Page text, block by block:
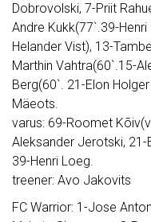
Dobrovolski, 7-Priit
Andre Kukk(77`.39-
Helander Vist), 13-
Marthin Vahtra(60`.15-
Berg(60`. 21-Elon
Mäeots.
varus: 69-Roomet
Aleksander Jerotski, 21-
39-Henri Loeg.
treener: Avo Jakovits
FC Warrior: 1-Jose